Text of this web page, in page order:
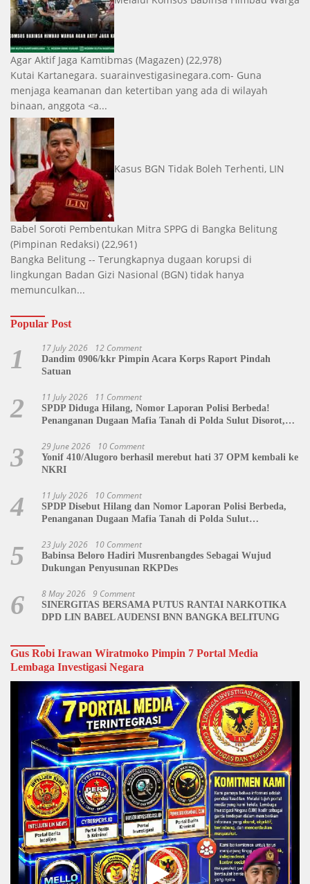
Agar Aktif Jaga Kamtibmas (Magazen) (22,978)
Kutai Kartanegara. suarainvestigasinegara.com- Guna
menjaga keamanan dan ketertiban yang ada di wilayah
binaan, anggota <a...
Kasus BGN Tidak Boleh Terhenti, LIN
Babel Soroti Pembentukan Mitra SPPG di Bangka Belitung
(Pimpinan Redaksi) (22,961)
Bangka Belitung -- Terungkapnya dugaan korupsi di
lingkungan Badan Gizi Nasional (BGN) tidak hanya
memunculkan...
Popular Post
1 17 July 2026 12 Comment
Dandim 0906/kkr Pimpin Acara Korps Raport Pindah
Satuan
2 11 July 2026 11 Comment
SPDP Diduga Hilang, Nomor Laporan Polisi Berbeda!
Penanganan Dugaan Mafia Tanah di Polda Sulut Disorot,
3 29 June 2026 10 Comment
Yonif 410/Alugoro berhasil merebut hati 37 OPM kembali ke
NKRI
4 11 July 2026 10 Comment
SPDP Disebut Hilang dan Nomor Laporan Polisi Berbeda,
Penanganan Dugaan Mafia Tanah di Polda Sulut
5 23 July 2026 10 Comment
Babinsa Beloro Hadiri Musrenbangdes Sebagai Wujud
Dukungan Penyusunan RKPDes
6 8 May 2026 9 Comment
SINERGITAS BERSAMA PUTUS RANTAI NARKOTIKA
DPD LIN BABEL AUDENSI BNN BANGKA BELITUNG
Gus Robi Irawan Wiratmoko Pimpin 7 Portal Media
Lembaga Investigasi Negara
Video
Player